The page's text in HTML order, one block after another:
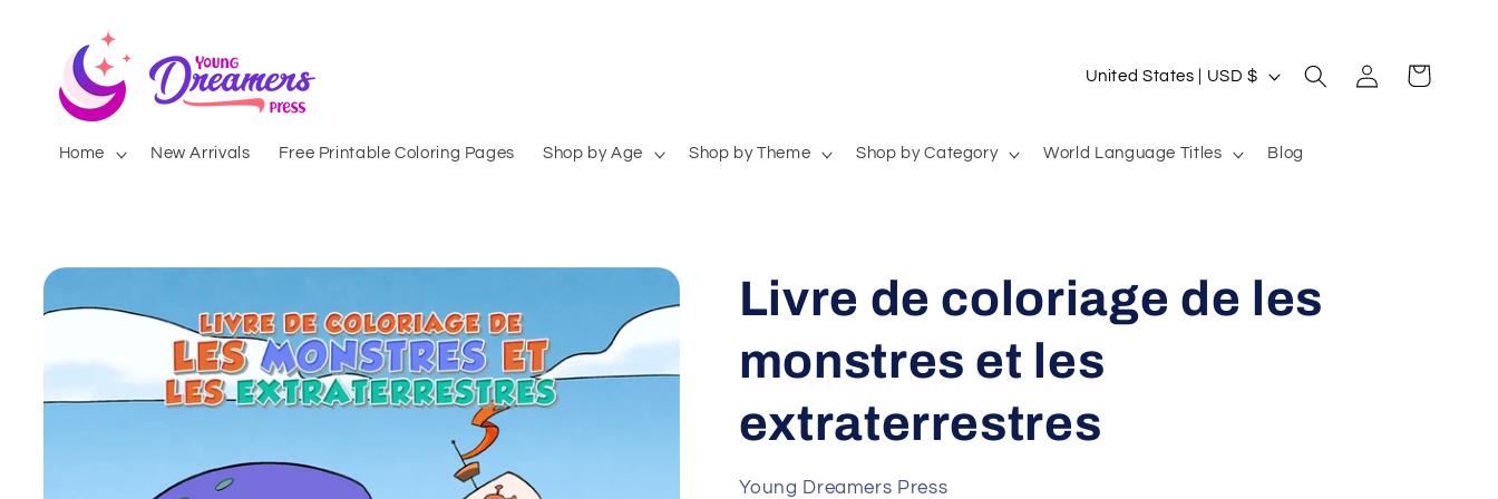
content
Home New Arrivals Free Printable Coloring Pages Shop by Age Shop by Theme Shop by Category World Language Titles Blog
C
u
y
r
g
United States | USD $
Log
in
Cart
Skip to
information
Livre de coloriage de les
monstres et les
extraterrestres
Young Dreamers Press